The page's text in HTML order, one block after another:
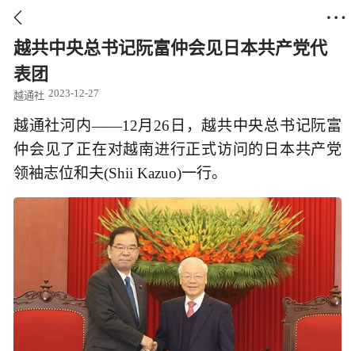
 
越共中央总书记阮富仲会见日本共产党代
表团
越通社 2023-12-27
越通社河内——12月26日，越共中央总书记阮富
仲会见了正在对越南进行正式访问的日本共产党
领袖志位和夫(Shii Kazuo)一行。